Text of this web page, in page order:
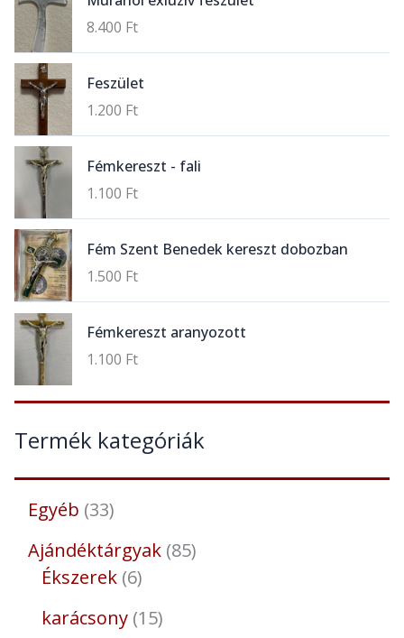
8.400 Ft
Feszület
1.200 Ft
Fémkereszt - fali
1.100 Ft
Fém Szent Benedek kereszt dobozban
1.500 Ft
Fémkereszt aranyozott
1.100 Ft
Termék kategóriák
Egyéb 33
Ajándéktárgyak 85
Ékszerek 6
karácsony 15